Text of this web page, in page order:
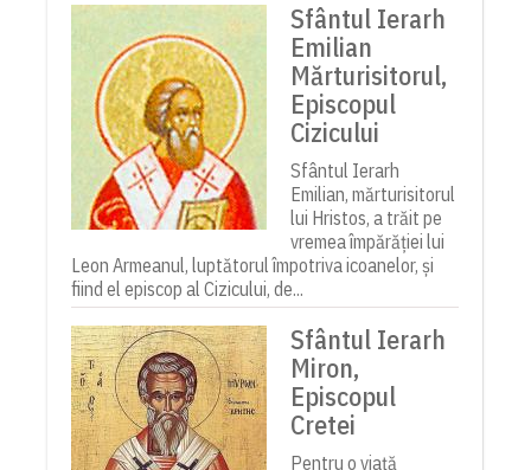
Sfântul Ierarh
Emilian
Mărturisitorul,
Episcopul
Cizicului
Sfântul Ierarh
Emilian, mărturisitorul
lui Hristos, a trăit pe
vremea împărăției lui
Leon Armeanul, luptătorul împotriva icoanelor, și
fiind el episcop al Cizicului, de...
Sfântul Ierarh
Miron,
Episcopul
Cretei
Pentru o viață